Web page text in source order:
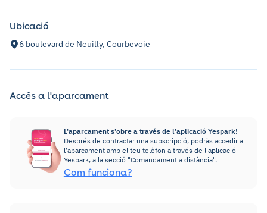
Ubicació
6 boulevard de Neuilly, Courbevoie
Accés a l'aparcament
L'aparcament s'obre a través de l'aplicació Yespark!
Després de contractar una subscripció, podràs accedir a
l'aparcament amb el teu telèfon a través de l'aplicació
Yespark, a la secció "Comandament a distància".
Com funciona?